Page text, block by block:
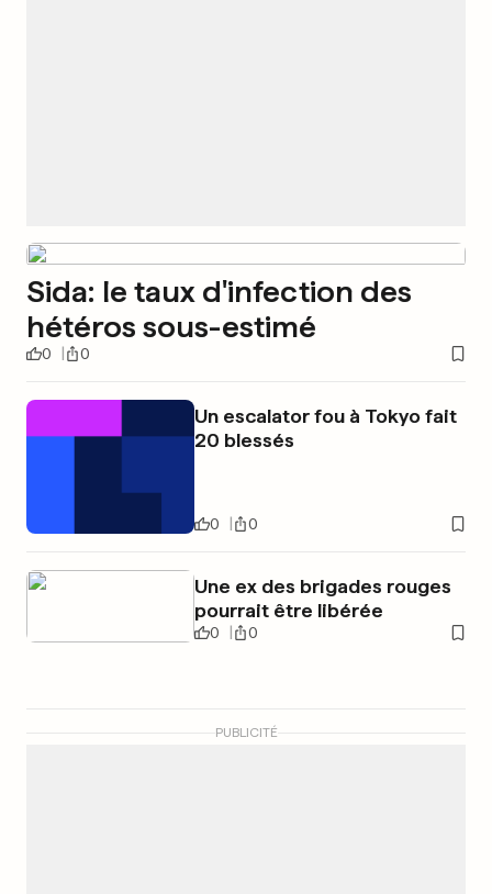
Sida: le taux d'infection des
hétéros sous-estimé
0 0
Un escalator fou à Tokyo fait
20 blessés
0 0
Une ex des brigades rouges
pourrait être libérée
0 0
PUBLICITÉ